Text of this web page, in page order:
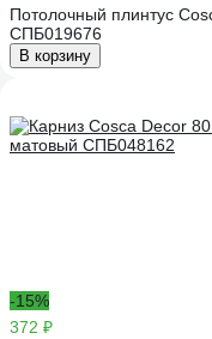
Потолочный плинтус
СПБ019676
В корзину
-15%
372 ₽